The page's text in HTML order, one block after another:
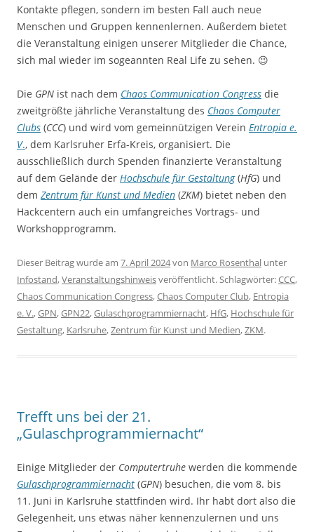
Kontakte pflegen, sondern im besten Fall auch neue
Menschen und Gruppen kennenlernen. Außerdem bietet
die Veranstaltung einigen unserer Mitglieder die Chance,
sich mal wieder im sogeannten Real Life zu sehen. 😉
Die GPN ist nach dem Chaos Communication Congress die
zweitgrößte jährliche Veranstaltung des Chaos Computer
Clubs (CCC) und wird vom gemeinnützigen Verein Entropia e.
V., dem Karlsruher Erfa-Kreis, organisiert. Die
ausschließlich durch Spenden finanzierte Veranstaltung
auf dem Gelände der Hochschule für Gestaltung(HfG) und
dem Zentrum für Kunst und Medien (ZKM) bietet neben den
Hackcentern auch ein umfangreiches Vortrags- und
Workshopprogramm.
Dieser Beitrag wurde am 7. April 2024von Marco Rosenthal unter
Infostand,Veranstaltungshinweisveröffentlicht. Schlagwörter:CCC,
Chaos Communication Congress,Chaos Computer Club, Entropia
e. V.,GPN,GPN22,Gulaschprogrammiernacht, HfG, Hochschule für
Gestaltung, Karlsruhe,Zentrum für Kunst und Medien,ZKM.
Trefft uns bei der 21.
„Gulaschprogrammiernacht“
Einige Mitglieder der Computertruhe werden die kommende
Gulaschprogrammiernacht (GPN) besuchen, die vom 8. bis
11. Juni in Karlsruhe stattfinden wird. Ihr habt dort also die
Gelegenheit, uns etwas näher kennenzulernen und uns